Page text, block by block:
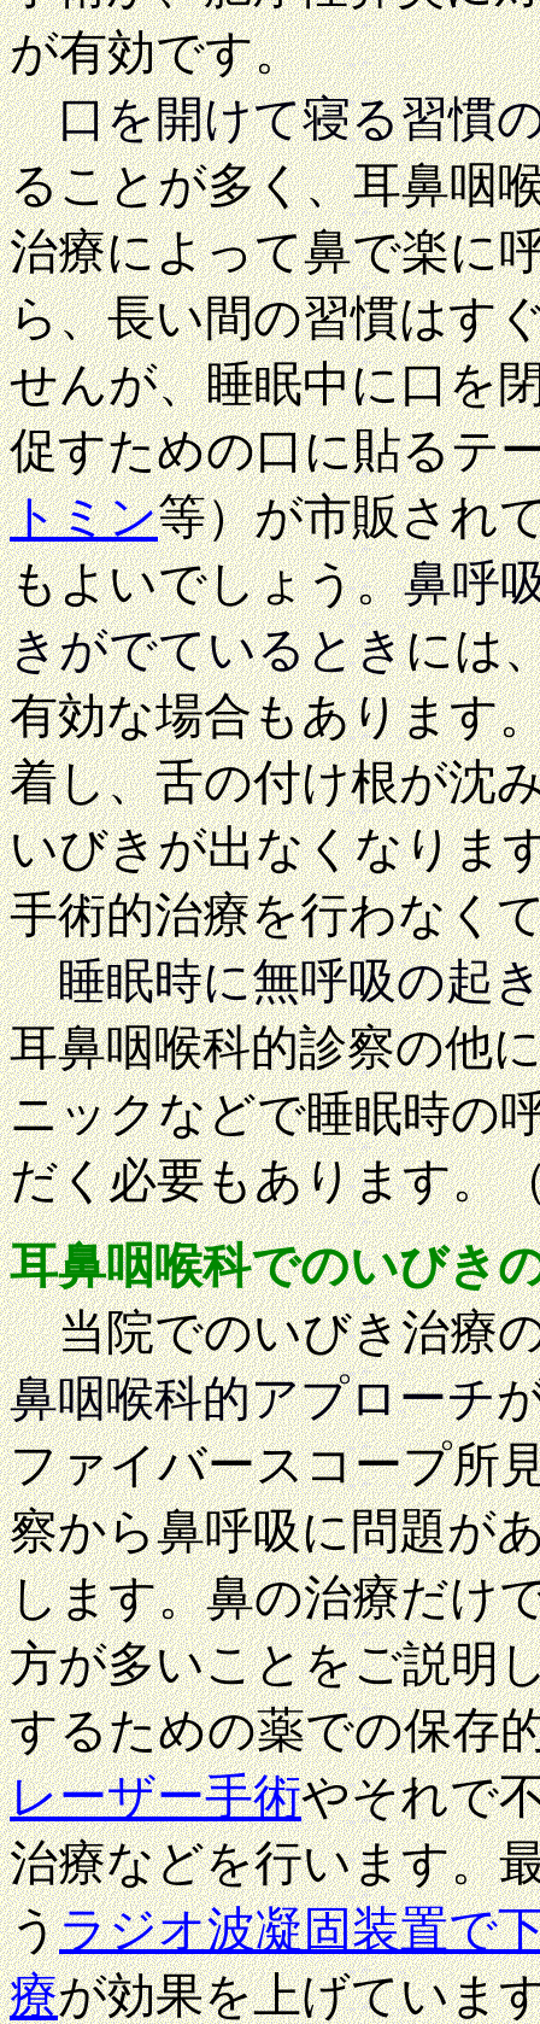
が有効です。
口を開けて寝る習慣
ることが多く、耳鼻咽
治療によって鼻で楽に
ら、長い間の習慣はす
せんが、睡眠中に口を
促すための口に貼るテ
トミン等）が市販され
もよいでしょう。鼻呼
きがでているときには
有効な場合もあります
着し、舌の付け根が沈
いびきが出なくなりま
手術的治療を行わなく
睡眠時に無呼吸の起
耳鼻咽喉科的診察の他
ニックなどで睡眠時の
だく必要もあります。
耳鼻咽喉科でのいびき
当院でのいびき治療
鼻咽喉科的アプローチ
ファイバースコープ所
察から鼻呼吸に問題が
します。鼻の治療だけ
方が多いことをご説明
するための薬での保存
レーザー手術やそれで
治療などを行います。
うラジオ波凝固装置で
療が効果を上げていま